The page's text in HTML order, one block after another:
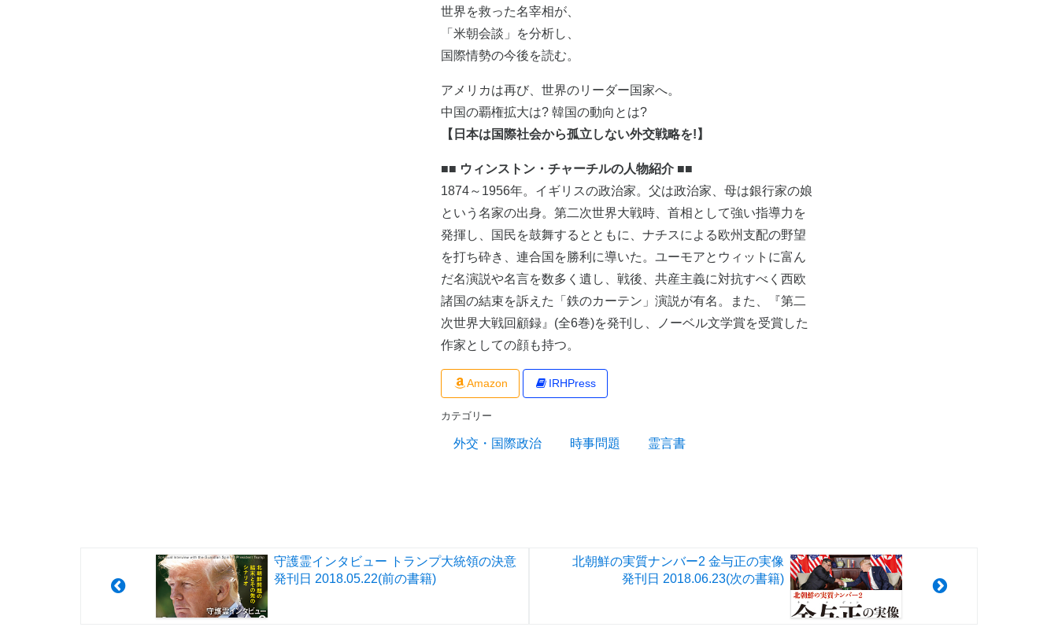
世界を救った名宰相が、
「米朝会談」を分析し、
国際情勢の今後を読む。
アメリカは再び、世界のリーダー国家へ。
中国の覇権拡大は? 韓国の動向とは?
【日本は国際社会から孤立しない外交戦略を!】
■■ ウィンストン・チャーチルの人物紹介 ■■
1874～1956年。イギリスの政治家。父は政治家、母は銀行家の娘
という名家の出身。第二次世界大戦時、首相として強い指導力を
発揮し、国民を鼓舞するとともに、ナチスによる欧州支配の野望
を打ち砕き、連合国を勝利に導いた。ユーモアとウィットに富ん
だ名演説や名言を数多く遺し、戦後、共産主義に対抗すべく西欧
諸国の結束を訴えた「鉄のカーテン」演説が有名。また、『第二
次世界大戦回顧録』(全6巻)を発刊し、ノーベル文学賞を受賞した
作家としての顔も持つ。
Amazon IRHPress
カテゴリー
外交・国際政治 時事問題 霊言書
守護霊インタビュー トランプ大統領の決意
発刊日 2018.05.22(前の書籍)
北朝鮮の実質ナンバー2 金与正の実像
発刊日 2018.06.23(次の書籍)